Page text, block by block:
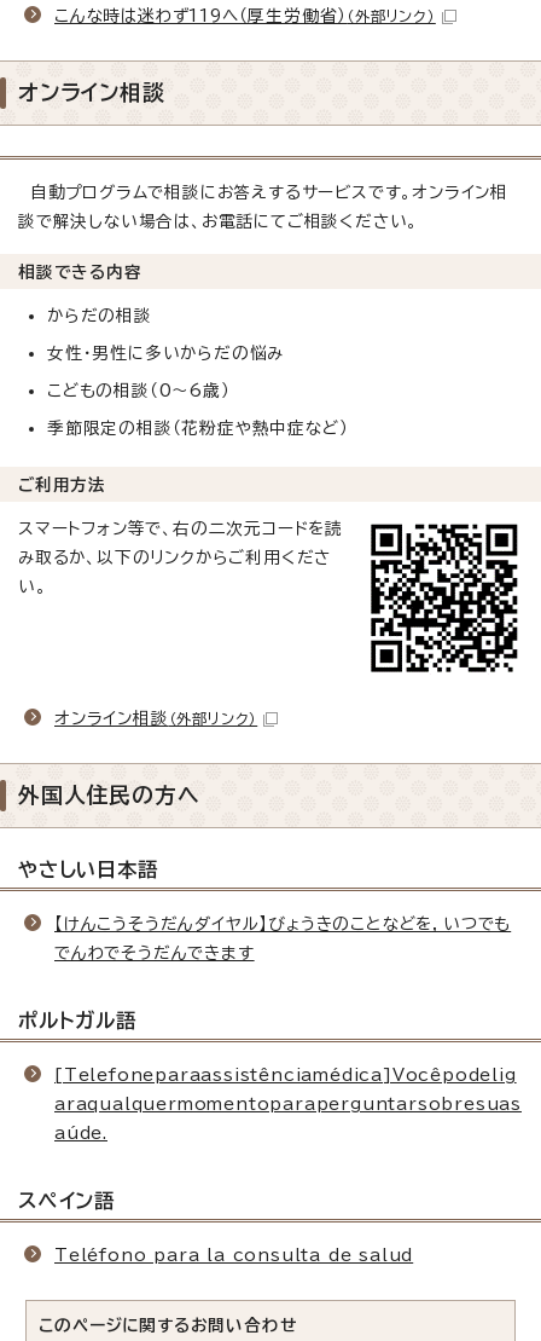
こんな時は迷わず119へ（厚生労働省） （外部リンク）
オンライン相談
自動プログラムで相談にお答えするサービスです。オンライン相
談で解決しない場合は、お電話にてご相談ください。
相談できる内容
からだの相談
女性・男性に多いからだの悩み
こどもの相談（0～6歳）
季節限定の相談（花粉症や熱中症など）
ご利用方法
スマートフォン等で、右の二次元コードを読
み取るか、以下のリンクからご利用くださ
い。
オンライン相談 （外部リンク）
外国人住民の方へ
やさしい日本語
【けんこうそうだんダイヤル】びょうきのことなどを，いつでも
でんわでそうだんできます
ポルトガル語
[Telefoneparaassistênciamédica]Vocêpodelig
araqualquermomentoparaperguntarsobresuas
aúde.
スペイン語
Teléfono para la consulta de salud
このページに関する お問い合わせ